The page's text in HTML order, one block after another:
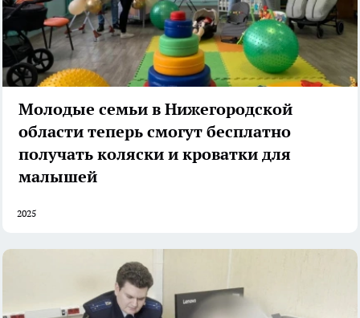
Молодые семьи в Нижегородской
области теперь смогут бесплатно
получать коляски и кроватки для
малышей
2025